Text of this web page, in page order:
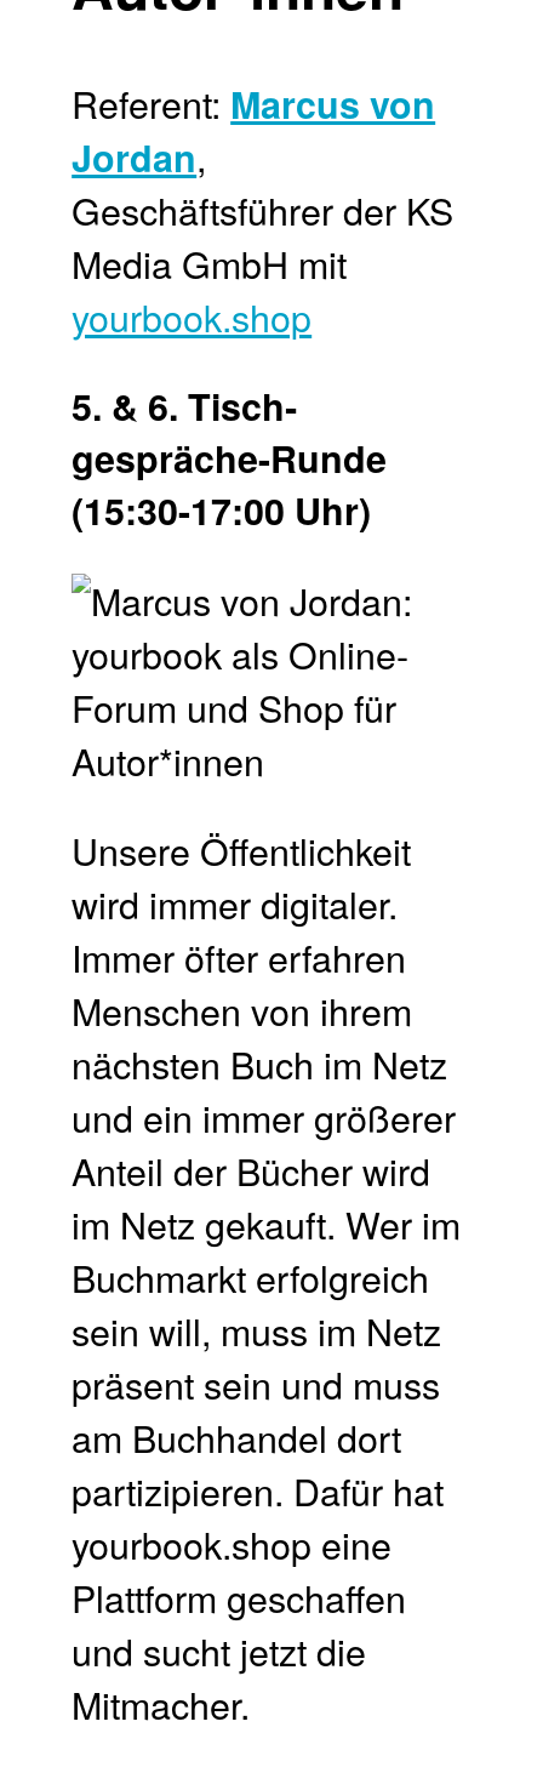
Referent: Marcus von
Jordan,
Geschäftsführer der KS
Media GmbH mit
yourbook.shop
5. & 6. Tisch­
gespräche-Runde
(15:30-17:00 Uhr)
Unsere Öffentlichkeit
wird immer digitaler.
Immer öfter erfahren
Menschen von ihrem
nächsten Buch im Netz
und ein immer größerer
Anteil der Bücher wird
im Netz gekauft. Wer im
Buchmarkt erfolgreich
sein will, muss im Netz
präsent sein und muss
am Buchhandel dort
partizipieren. Dafür hat
yourbook.shop eine
Plattform geschaffen
und sucht jetzt die
Mitmacher.